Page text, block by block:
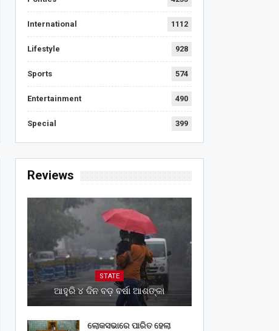
International 1112
Lifestyle 928
Sports 574
Entertainment 490
Special 399
Reviews
STATE
ଆହୁରି ୪ ଦିନ ବଡ଼ ବର୍ଷା ଆଶଙ୍କା
ଲୋକସଭାରେ ପାରିତ ହେଲା